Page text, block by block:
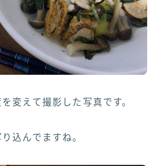
変えて撮影した写真です。
込んでますね。